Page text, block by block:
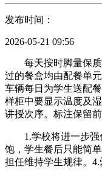
发布时间：
2026-05-21 09:56
每天按时脚量保质
过的餐盒均由配餐单
车辆每日为学生送配
样柜中要显示温度及
讲授次序。标注保留
1.学校将进一步强
饱，学生餐后只能简
担任维持学生规律。